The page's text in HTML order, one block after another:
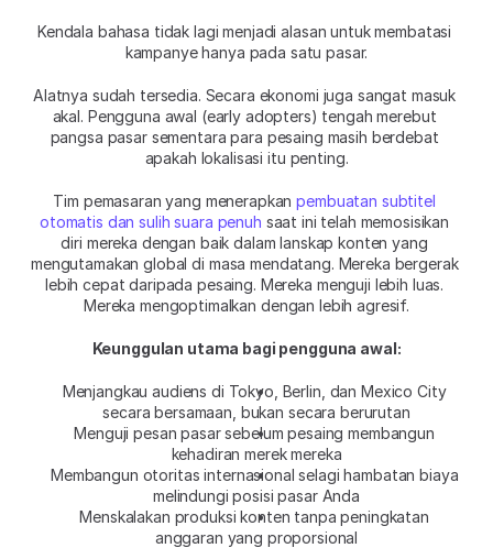
Kendala bahasa tidak lagi menjadi alasan untuk membatasi
kampanye hanya pada satu pasar.
Alatnya sudah tersedia. Secara ekonomi juga sangat masuk
akal. Pengguna awal (early adopters) tengah merebut
pangsa pasar sementara para pesaing masih berdebat
apakah lokalisasi itu penting.
Tim pemasaran yang menerapkan pembuatan subtitel
otomatis dan sulih suara penuh saat ini telah memosisikan
diri mereka dengan baik dalam lanskap konten yang
mengutamakan global di masa mendatang. Mereka bergerak
lebih cepat daripada pesaing. Mereka menguji lebih luas.
Mereka mengoptimalkan dengan lebih agresif.
Keunggulan utama bagi pengguna awal:
Menjangkau audiens di Tokyo, Berlin, dan Mexico City
secara bersamaan, bukan secara berurutan
Menguji pesan pasar sebelum pesaing membangun
kehadiran merek mereka
Membangun otoritas internasional selagi hambatan biaya
melindungi posisi pasar Anda
Menskalakan produksi konten tanpa peningkatan
anggaran yang proporsional